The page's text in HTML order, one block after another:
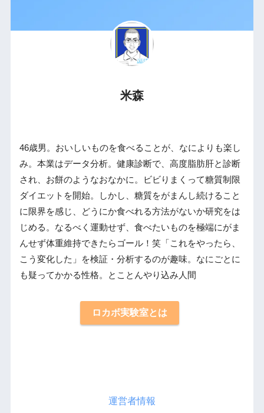
米森
46歳男。おいしいものを食べることが、なによりも楽し
み。本業はデータ分析。健康診断で、高度脂肪肝と診断
され、お餅のようなおなかに。ビビりまくって糖質制限
ダイエットを開始。しかし、糖質をがまんし続けること
に限界を感じ、どうにか食べれる方法がないか研究をは
じめる。なるべく運動せず、食べたいものを極端にがま
んせず体重維持できたらゴール！笑「これをやったら、
こう変化した」を検証・分析するのが趣味。なにごとに
も疑ってかかる性格。とことんやり込み人間
ロカボ実験室とは
運営者情報